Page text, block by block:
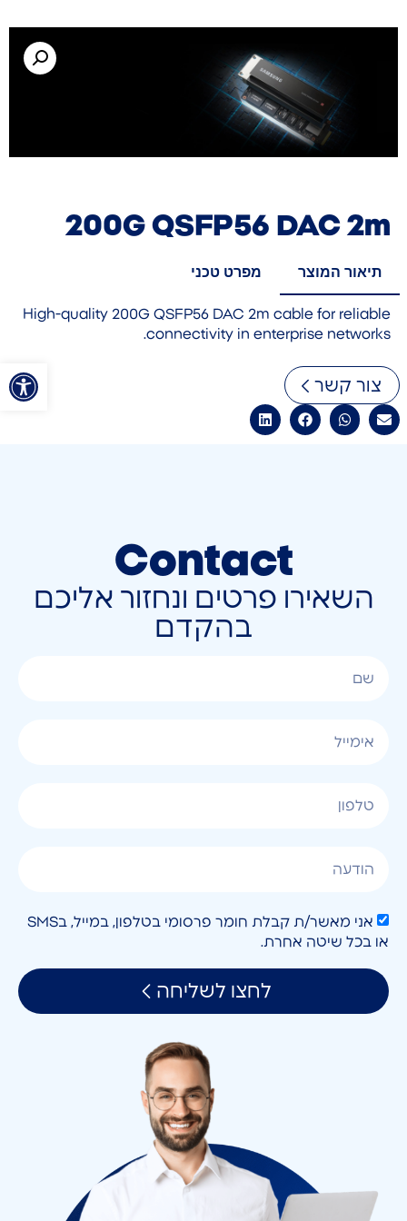
פתח
200G QSFP56 DAC 2m
תיאור המוצר מפרט טכני
High-quality 200G QSFP56 DAC 2m cable for reliable
connectivity in enterprise networks.
צור קשר
Contact
השאירו פרטים ונחזור אליכם
בהקדם
אני מאשר/ת קבלת חומר פרסומי בטלפון, במייל, בSMS
או בכל שיטה אחרת.
לחצו לשליחה